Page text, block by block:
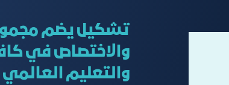
تشكيل يضم
والاختصاص في
والتعليم